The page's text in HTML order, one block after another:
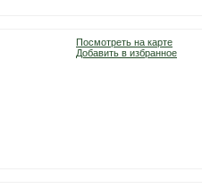
Посмотреть на карте
Добавить в избранное